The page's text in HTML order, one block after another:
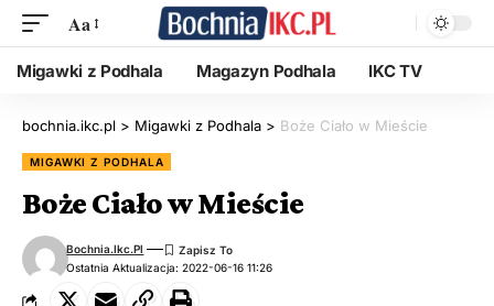
Aa
Migawki z Podhala Magazyn Podhala IKC TV
bochnia.ikc.pl > Migawki z Podhala > Boże Ciało w Mieście
MIGAWKI Z PODHALA
Boże Ciało w Mieście
Ostatnia Aktualizacja: 2022-06-16 11:26
Bochnia.ikc.pl